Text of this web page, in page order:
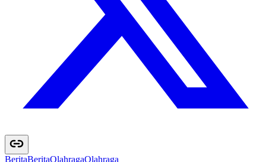
BeritaBeritaOlahragaOlahraga